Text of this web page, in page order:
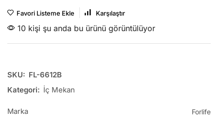
Favori Listeme Ekle Karşılaştır
10 kişi şu anda bu ürünü görüntülüyor
SKU: FL-6612B
Kategori: İç Mekan
Marka Forlife